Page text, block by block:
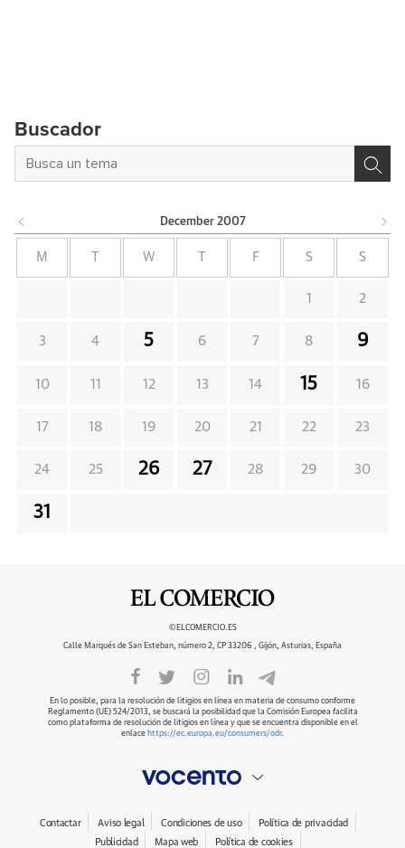
Buscador
December 2007
M W F S S
1 2
3 4 5 6 7 8 9
10 11 12 13 14 15 16
17 18 19 20 21 22 23
24 25 26 27 28 29 30
31
©ELCOMERCIO.ES
Calle Marqués de San Esteban, número 2, CP 33206 , Gijón, Asturias, España
En lo posible, para la resolución de litigios en línea en materia de consumo conforme
Reglamento (UE) 524/2013, se buscará la posibilidad que la Comisión Europea facilita
como plataforma de resolución de litigios en línea y que se encuentra disponible en el
enlace https://ec.europa.eu/consumers/odr.
Contactar Aviso legal Condiciones de uso
Política de privacidad
Publicidad
Mapa web Política de cookies